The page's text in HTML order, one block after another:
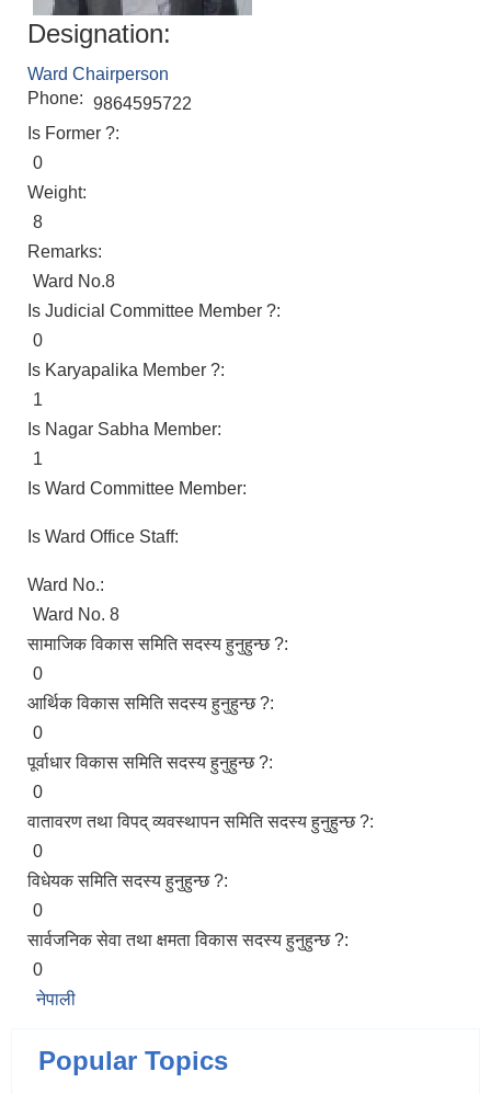
Designation:
Ward Chairperson
Phone: 9864595722
Is Former ?:
0
Weight:
8
Remarks:
Ward No.8
Is Judicial Committee Member ?:
0
Is Karyapalika Member ?:
1
Is Nagar Sabha Member:
1
Is Ward Committee Member:
Is Ward Office Staff:
Ward No.:
Ward No. 8
सामाजिक विकास समिति सदस्य हुनुहुन्छ ?:
0
आर्थिक विकास समिति सदस्य हुनुहुन्छ ?:
0
पूर्वाधार विकास समिति सदस्य हुनुहुन्छ ?:
0
वातावरण तथा विपद् व्यवस्थापन समिति सदस्य हुनुहुन्छ ?:
0
विधेयक समिति सदस्य हुनुहुन्छ ?:
0
सार्वजनिक सेवा तथा क्षमता विकास सदस्य हुनुहुन्छ ?:
0
नेपाली
Popular Topics